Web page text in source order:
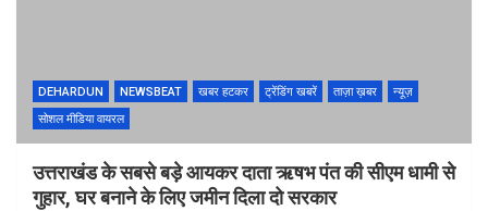
DEHARDUN NEWSBEAT खबर हटकर ट्रेंडिंग खबरें ताज़ा ख़बर
न्यूज़
सोशल मीडिया वायरल
उत्तराखंड के सबसे बड़े आयकर दाता ऋषभ पंत की सीएम धामी से
गुहार, घर बनाने के लिए जमीन दिला दो सरकार